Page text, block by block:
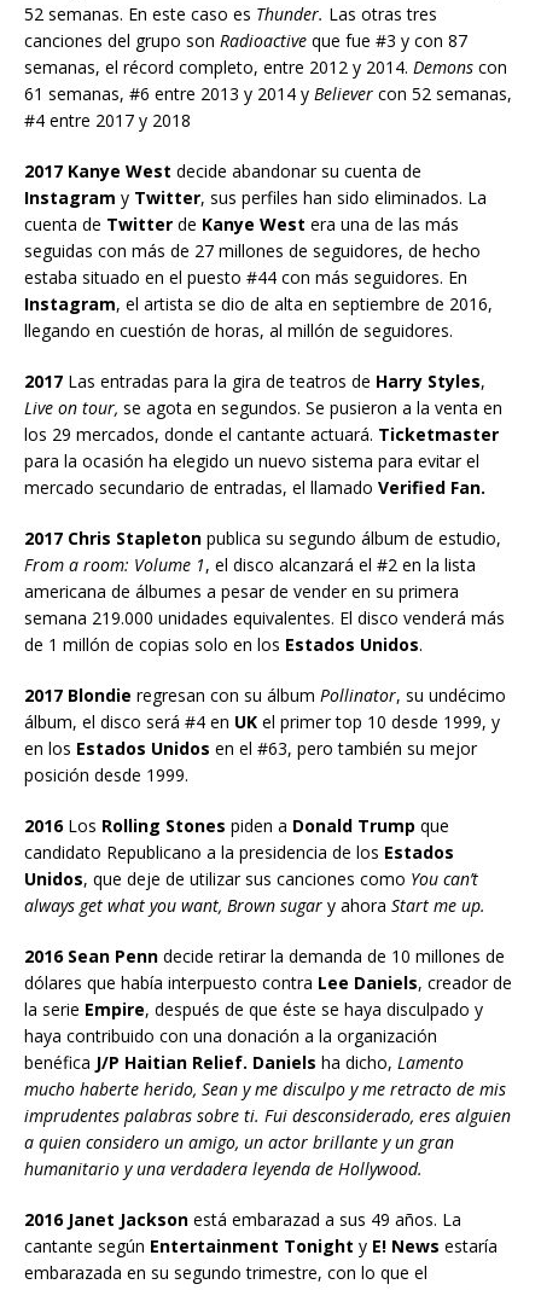
52 semanas. En este caso es Thunder. Las otras tres
canciones del grupo son Radioactive que fue #3 y con 87
semanas, el récord completo, entre 2012 y 2014. Demons con
61 semanas, #6 entre 2013 y 2014 y Believer con 52 semanas,
#4 entre 2017 y 2018
2017 Kanye West decide abandonar su cuenta de
Instagram y Twitter, sus perfiles han sido eliminados. La
cuenta de Twitter de Kanye West era una de las más
seguidas con más de 27 millones de seguidores, de hecho
estaba situado en el puesto #44 con más seguidores. En
Instagram, el artista se dio de alta en septiembre de 2016,
llegando en cuestión de horas, al millón de seguidores.
2017 Las entradas para la gira de teatros de Harry Styles,
Live on tour, se agota en segundos. Se pusieron a la venta en
los 29 mercados, donde el cantante actuará. Ticketmaster
para la ocasión ha elegido un nuevo sistema para evitar el
mercado secundario de entradas, el llamado Verified Fan.
2017 Chris Stapleton publica su segundo álbum de estudio,
From a room: Volume 1, el disco alcanzará el #2 en la lista
americana de álbumes a pesar de vender en su primera
semana 219.000 unidades equivalentes. El disco venderá más
de 1 millón de copias solo en los Estados Unidos.
2017 Blondie regresan con su álbum Pollinator, su undécimo
álbum, el disco será #4 en UK el primer top 10 desde 1999, y
en los Estados Unidos en el #63, pero también su mejor
posición desde 1999.
2016Los Rolling Stones piden a Donald Trump que
candidato Republicano a la presidencia de los Estados
Unidos, que deje de utilizar sus canciones como You can’t
always get what you want, Brown sugar y ahora Start me up.
2016 Sean Penn decide retirar la demanda de 10 millones de
dólares que había interpuesto contra Lee Daniels, creador de
la serie Empire, después de que éste se haya disculpado y
haya contribuido con una donación a la organización
benéfica J/P Haitian Relief. Daniels ha dicho, Lamento
mucho haberte herido, Sean y me disculpo y me retracto de mis
imprudentes palabras sobre ti. Fui desconsiderado, eres alguien
a quien considero un amigo, un actor brillante y un gran
humanitario y una verdadera leyenda de Hollywood.
2016 Janet Jackson está embarazad a sus 49 años. La
cantante según Entertainment Tonight y E! News estaría
embarazada en su segundo trimestre, con lo que el